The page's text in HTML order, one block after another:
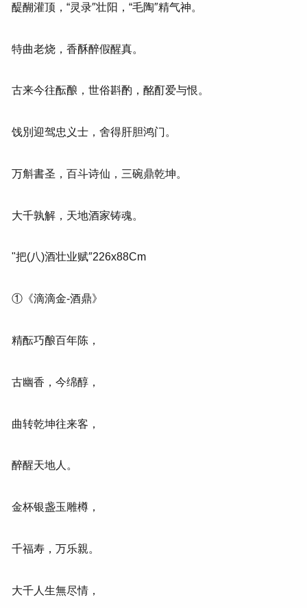
醍醐灌顶，“灵录″壮阳，“毛陶″精气神。
特曲老烧，香酥醉假醒真。
古来今往酝酿，世俗斟酌，酩酊爱与恨。
饯別迎驾忠义士，舍得肝胆鸿门。
万斛書圣，百斗诗仙，三碗鼎乾坤。
大千孰解，天地酒家铸魂。
"把(八)酒壮业赋″226x88Cm
①《滴滴金-酒鼎》
精酝巧酿百年陈，
古幽香，今绵醇，
曲转乾坤往来客，
醉醒天地人。
金杯银盏玉雕樽，
千福寿，万乐親。
大千人生無尽情，